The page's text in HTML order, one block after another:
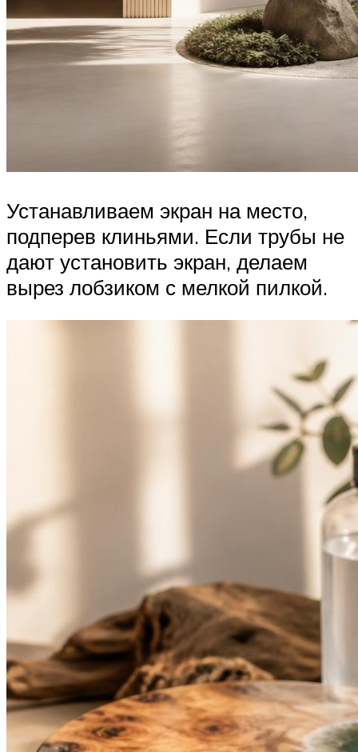
Устанавливаем экран на место,
подперев клиньями. Если трубы не
дают установить экран, делаем
вырез лобзиком с мелкой пилкой.